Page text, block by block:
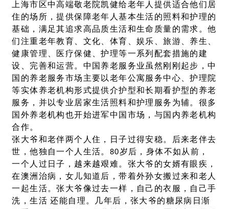
上海市区中高端敬老院凯健给老年人提供适合他们居
住的场所，提供保障老年人基本生活的照料和护理的
基础，满足其追求高品质生活和生命质量的需求。他
们注重老年教育、文化、体育、娱乐、旅游、养生、
健康管理、医疗保健、护理等一系列配套措施的建
设、完善和运营。中国养老服务业虽然刚刚起步，中
国的养老服务市场主要以老年公寓服务中心、护理院
等实体养老机构形式提供介护型和长期看护型的养老
服务，并以专业居家生活照料和护理服务为辅。很多
国外养老机构也开始进军中国市场，与国内养老机构
合作。
张大爷和老伴两个人住，日子过得安稳。后来老伴去
世，他独自一个人生活。80岁后，身体不如从前，
一个人过日子，越来越艰难。张大爷的女婿有眼疾，
在澳洲治病，女儿知道后，带着外孙女搬过来和老人
一起生活。张大爷像过去一样，自己的衣服，自己手
洗，生活 还能自理。几年后，张大爷的糖尿病日渐